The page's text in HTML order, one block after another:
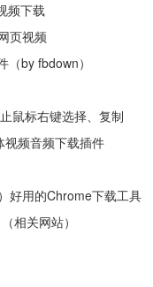
频下载
页视频
by fbdown）
鼠标右键选择、复制
频音频下载插件
好用的Chrome下载工具
相关网站）